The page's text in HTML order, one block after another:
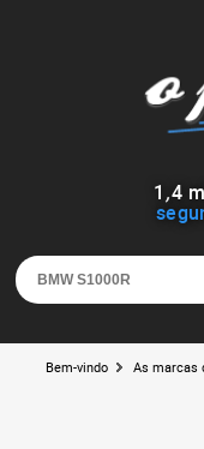
1 ,4
Bem-vindo As marcas